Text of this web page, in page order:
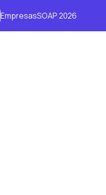
EmpresasSOAP 2026